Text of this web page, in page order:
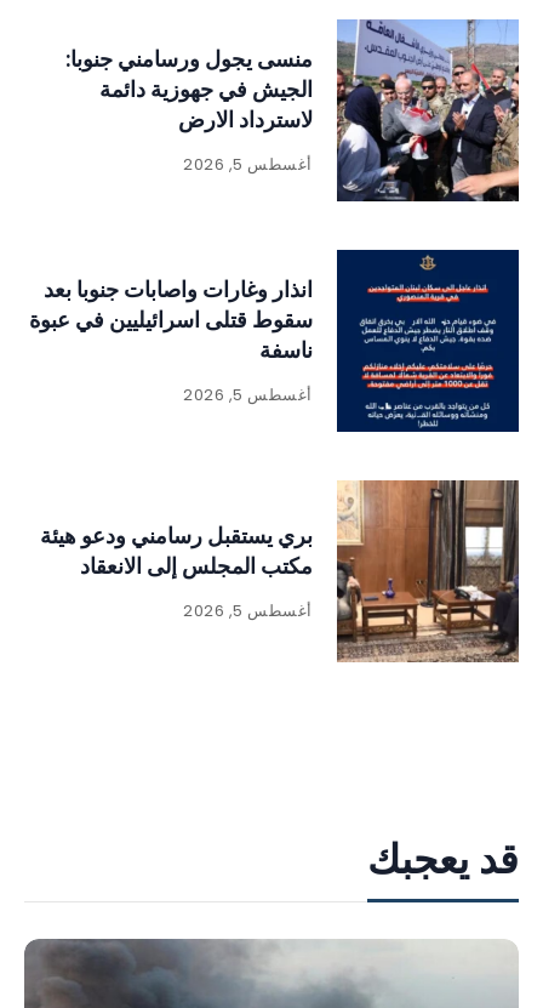
منسى يجول ورسامني جنوبا:
الجيش في جهوزية دائمة
لاسترداد الارض
أغسطس 5, 2026
انذار وغارات واصابات جنوبا بعد
سقوط قتلى اسرائيليين في عبوة
ناسفة
أغسطس 5, 2026
بري يستقبل رسامني ودعو هيئة
مكتب المجلس إلى الانعقاد
أغسطس 5, 2026
قد يعجبك